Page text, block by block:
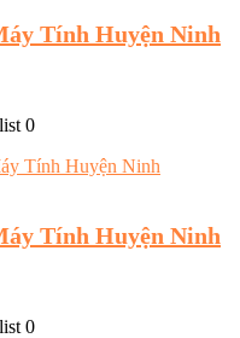
Tính Huyện Ninh
0
Tính Huyện Ninh
0